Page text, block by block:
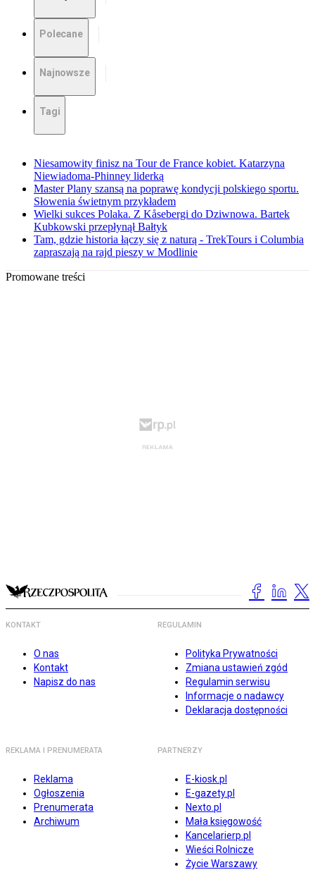
Polecane
Najnowsze
Tagi
Niesamowity finisz na Tour de France kobiet. Katarzyna
Niewiadoma-Phinney liderką
Master Plany szansą na poprawę kondycji polskiego sportu.
Słowenia świetnym przykładem
Wielki sukces Polaka. Z Kåsebergi do Dziwnowa. Bartek
Kubkowski przepłynął Bałtyk
Tam, gdzie historia łączy się z naturą - TrekTours i Columbia
zapraszają na rajd pieszy w Modlinie
Promowane treści
KONTAKT
O nas
Kontakt
Napisz do nas
REGULAMIN
Polityka Prywatności
Zmiana ustawień zgód
Regulamin serwisu
Informacje o nadawcy
Deklaracja dostępności
REKLAMA I PRENUMERATA
Reklama
Ogłoszenia
Prenumerata
Archiwum
PARTNERZY
E-kiosk.pl
E-gazety.pl
Nexto.pl
Mała księgowość
Kancelarierp.pl
Wieści Rolnicze
Życie Warszawy